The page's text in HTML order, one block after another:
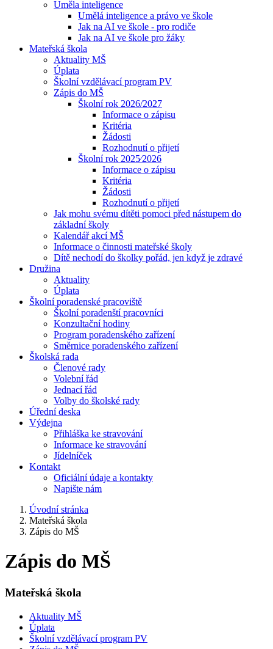
Uměla inteligence
Umělá inteligence a právo ve škole
Jak na AI ve škole - pro rodiče
Jak na AI ve škole pro žáky
Mateřská škola
Aktuality MŠ
Úplata
Školní vzdělávací program PV
Zápis do MŠ
Školní rok 2026/2027
Informace o zápisu
Kritéria
Žádosti
Rozhodnutí o přijetí
Školní rok 2025⁄2026
Informace o zápisu
Kritéria
Žádosti
Rozhodnutí o přijetí
Jak mohu svému dítěti pomoci před nástupem do
základní školy
Kalendář akcí MŠ
Informace o činnosti mateřské školy
Dítě nechodí do školky pořád, jen když je zdravé
Družina
Aktuality
Úplata
Školní poradenské pracoviště
Školní poradenští pracovníci
Konzultační hodiny
Program poradenského zařízení
Směrnice poradenského zařízení
Školská rada
Členové rady
Volební řád
Jednací řád
Volby do školské rady
Úřední deska
Výdejna
Přihláška ke stravování
Informace ke stravování
Jídelníček
Kontakt
Oficiální údaje a kontakty
Napište nám
Úvodní stránka
Mateřská škola
Zápis do MŠ
Zápis do MŠ
Mateřská škola
Aktuality MŠ
Úplata
Školní vzdělávací program PV